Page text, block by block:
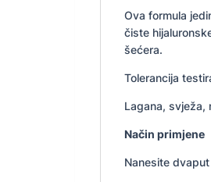
Ova formula
čiste
šećera.
Tolerancija
Lagana, svježa,
Način primjene
Nanesite